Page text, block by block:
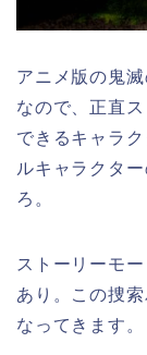
アニメ版の鬼
なので、正直
できるキャラ
ルキャラクタ
ろ。
ストーリーモ
あり。この捜
なってきます。